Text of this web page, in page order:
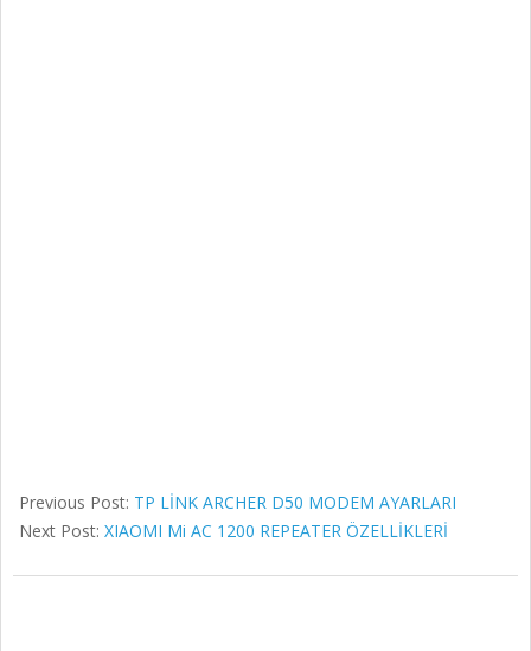
Previous Post: TP LİNK ARCHER D50 MODEM AYARLARI
Next Post: XIAOMI Mi AC 1200 REPEATER ÖZELLİKLERİ